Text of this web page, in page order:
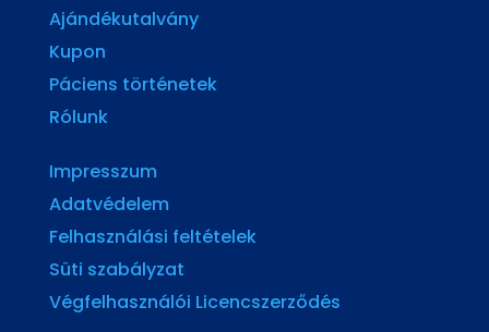
Ajándékutalvány
Kupon
Páciens történetek
Rólunk
Impresszum
Adatvédelem
Felhasználási feltételek
Süti szabályzat
Végfelhasználói Licencszerződés